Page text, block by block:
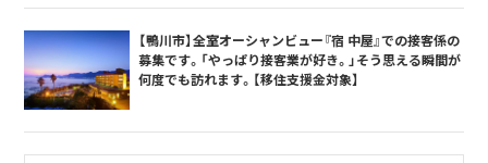
【鴨川市】全室オーシャンビュー『宿 中屋』での接客係の
募集です。「やっぱり接客業が好き。」そう思える瞬間が
何度でも訪れます。【移住支援金対象】